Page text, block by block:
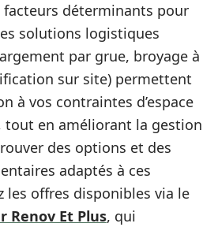
déterminants pour
solutions logistiques
par grue, broyage à
sur site) permettent
à vos contraintes d’espace
tout en améliorant la gestion
des options et des
adaptés à ces
les offres disponibles via le
Renov Et Plus, qui